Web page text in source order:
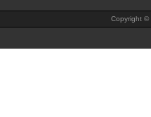
Copyright ©